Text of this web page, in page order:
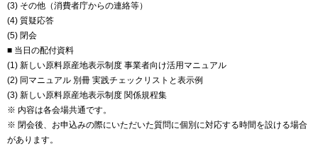
(3) その他（消費者庁からの連絡等）
(4) 質疑応答
(5) 閉会
■ 当日の配付資料
(1) 新しい原料原産地表示制度 事業者向け活用マニュアル
(2) 同マニュアル 別冊 実践チェックリストと表示例
(3) 新しい原料原産地表示制度 関係規程集
※ 内容は各会場共通です。
※ 閉会後、お申込みの際にいただいた質問に個別に対応する時間を設ける場合
があります。